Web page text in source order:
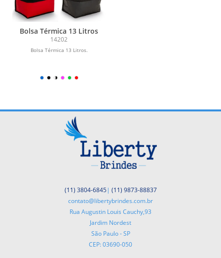
Bolsa Térmica 13 Litros
14202
Bolsa Térmica 13 Litros.
(11) 3804-6845| (11) 9873-88837
contato@libertybrindes.com.br
Rua Augustin Louis Cauchy,93
Jardim Nordest
São Paulo - SP
CEP: 03690-050